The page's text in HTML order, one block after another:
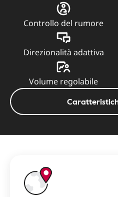
Controllo del rumore
Direzionalità adattiva
Volume regolabile